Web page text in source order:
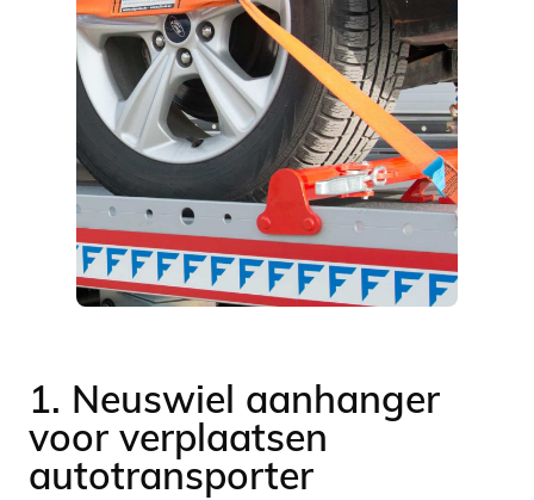
1. Neuswiel aanhanger
voor verplaatsen
autotransporter